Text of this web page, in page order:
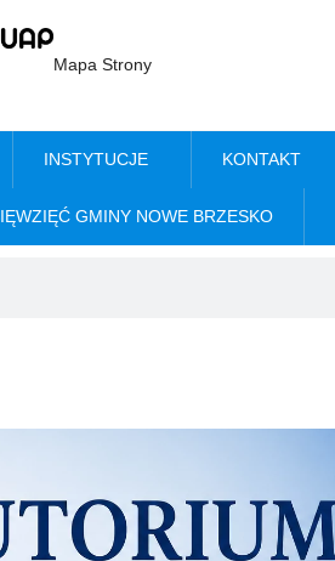
Mapa Strony
INSTYTUCJE KONTAKT
GMINY NOWE BRZESKO